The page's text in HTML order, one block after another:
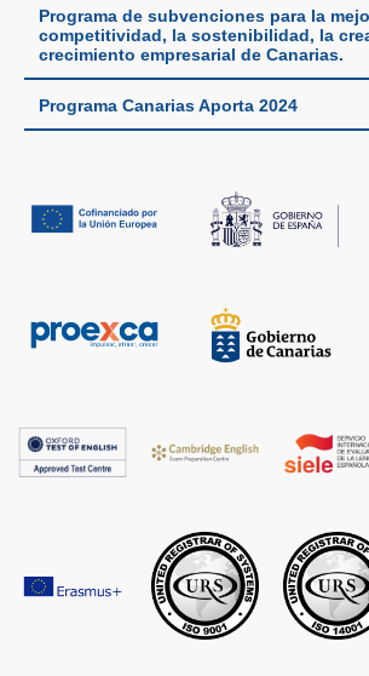
Programa de subvenciones para la
competitividad, la sostenibilidad, la
crecimiento empresarial de Canarias.
Programa Canarias Aporta 2024